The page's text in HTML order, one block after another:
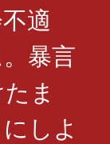
適
暴言
ま
しよ